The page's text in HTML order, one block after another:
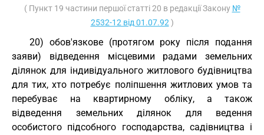
( Пункт 19 частини першої статті 20 в редакції Закону №
2532-12 від 01.07.92 )
20) обов'язкове (протягом року після подання
заяви) відведення місцевими радами земельних
ділянок для індивідуального житлового будівництва
для тих, хто потребує поліпшення житлових умов та
перебуває на квартирному обліку, а також
відведення земельних ділянок для ведення
особистого підсобного господарства, садівництва і